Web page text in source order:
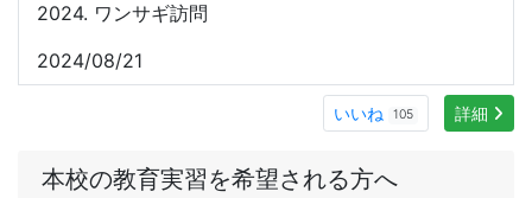
2024. ワンサギ訪問
2024/08/21
いいね 105 詳細
本校の教育実習を希望される方へ